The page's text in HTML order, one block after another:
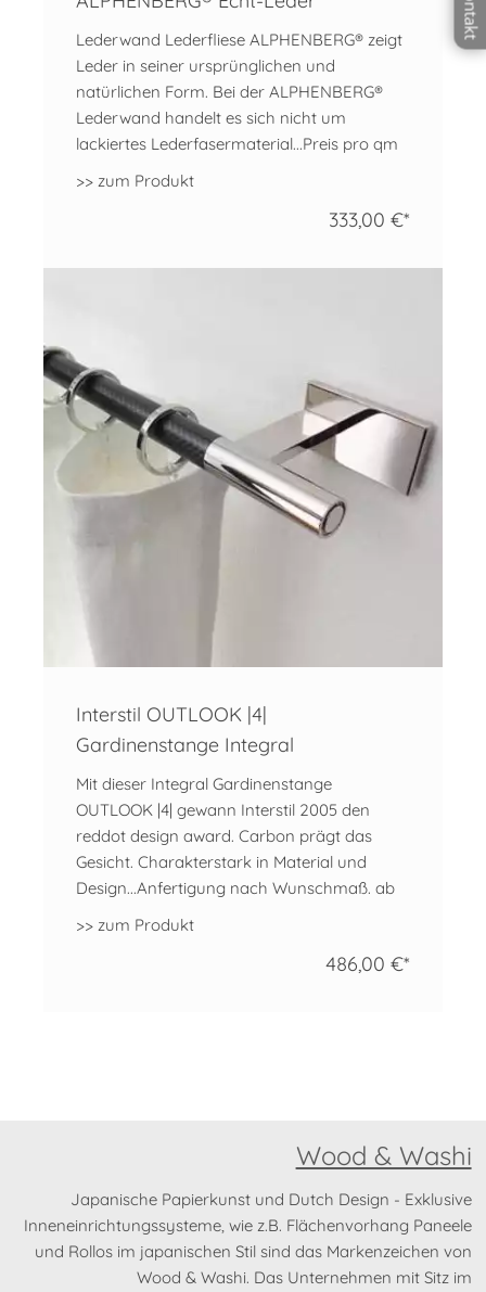
Lederwand Lederfliese ALPHENBERG® zeigt
Leder in seiner ursprünglichen und
natürlichen Form. Bei der ALPHENBERG®
Lederwand handelt es sich nicht um
lackiertes Lederfasermaterial...Preis pro qm
>> zum Produkt
333,00 €*
Interstil OUTLOOK |4|
Gardinenstange Integral
Mit dieser Integral Gardinenstange
OUTLOOK |4| gewann Interstil 2005 den
reddot design award. Carbon prägt das
Gesicht. Charakterstark in Material und
Design...Anfertigung nach Wunschmaß. ab
>> zum Produkt
486,00 €*
Wood & Washi
Japanische Papierkunst und Dutch Design - Exklusive
Inneneinrichtungssysteme, wie z.B. Flächenvorhang Paneele
und Rollos im japanischen Stil sind das Markenzeichen von
Wood & Washi. Das Unternehmen mit Sitz im